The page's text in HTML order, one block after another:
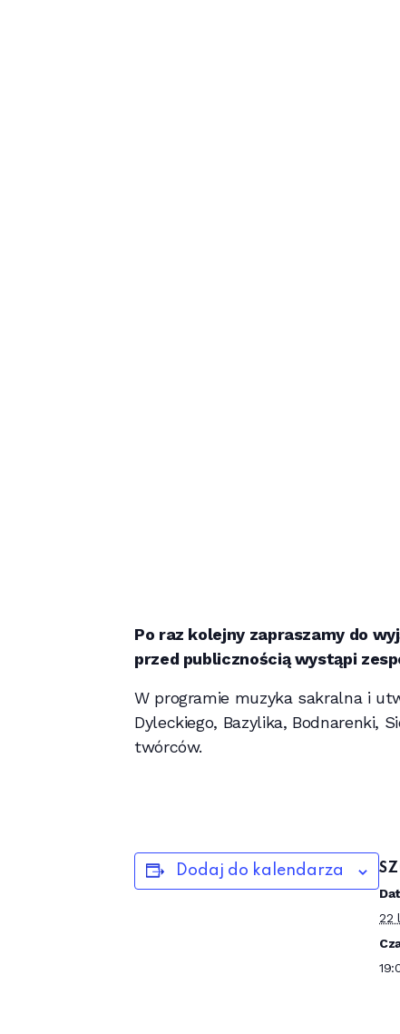
Po raz kolejny zapraszamy do
przed publicznością wystąpi
W programie muzyka sakralna i
Dyleckiego, Bazylika, Bodnarenki,
twórców.
Dodaj do kalendarza
22